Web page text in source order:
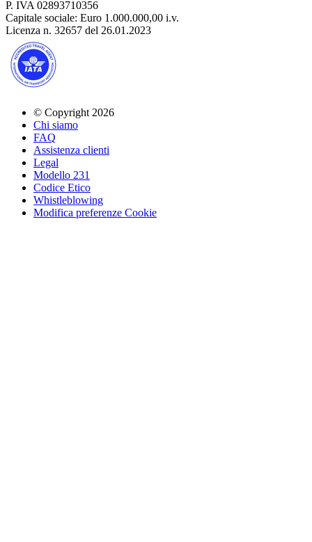
P. IVA 02893710356
Capitale sociale: Euro 1.000.000,00 i.v.
Licenza n. 32657 del 26.01.2023
© Copyright 2026
Chi siamo
FAQ
Assistenza clienti
Legal
Modello 231
Codice Etico
Whistleblowing
Modifica preferenze Cookie